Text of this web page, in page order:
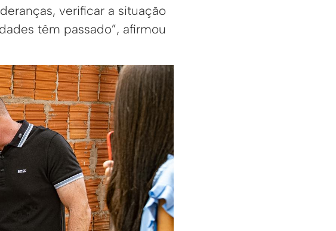
verificar a situação
têm passado”, afirmou